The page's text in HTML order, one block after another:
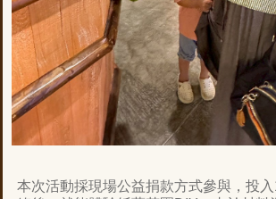
本次活動採現場公益捐款方式參與，投入